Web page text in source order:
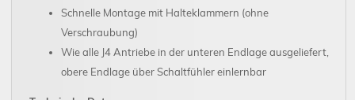
Schnelle Montage mit Halteklammern (ohne
Verschraubung)
Wie alle J4 Antriebe in der unteren Endlage ausgeliefert,
obere Endlage über Schaltfühler einlernbar